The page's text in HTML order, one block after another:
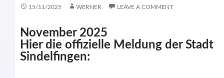
15/11/2025 WERNER LEAVE A COMMENT
November 2025
Hier die offizielle Meldung der Stadt
Sindelfingen: